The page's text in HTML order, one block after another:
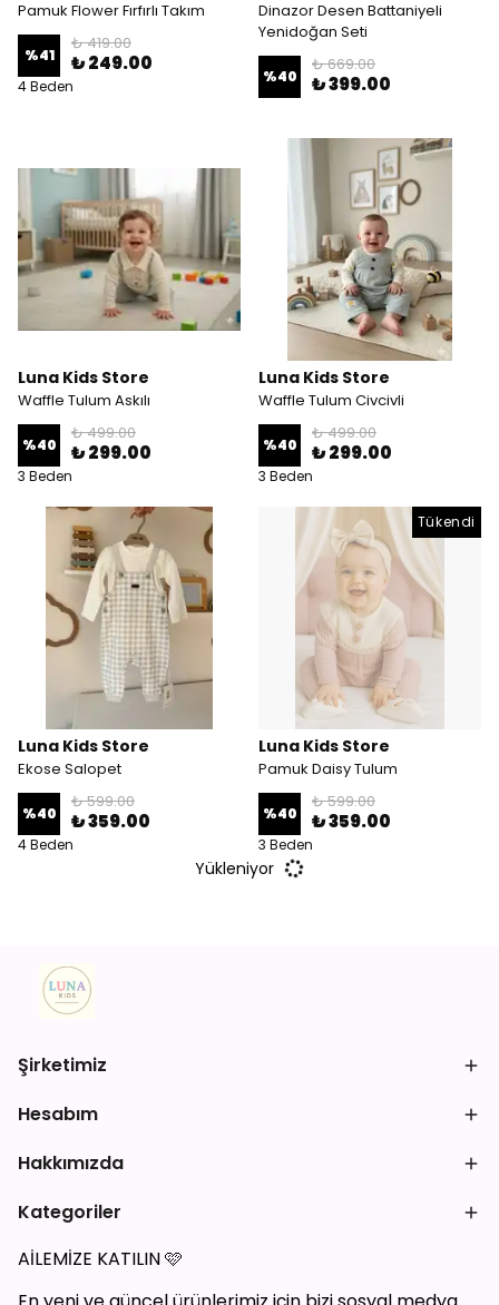
Pamuk Flower Fırfırlı Takım
%41
₺ 419.00
₺ 249.00
4 Beden
Dinazor Desen Battaniyeli
Yenidoğan Seti
%40
₺ 669.00
₺ 399.00
Luna Kids Store
Waffle Tulum Askılı
%40
₺ 499.00
₺ 299.00
3 Beden
Luna Kids Store
Waffle Tulum Civcivli
%40
₺ 499.00
₺ 299.00
3 Beden
Luna Kids Store
Ekose Salopet
%40
₺ 599.00
₺ 359.00
4 Beden
Tükendi
Luna Kids Store
Pamuk Daisy Tulum
%40
₺ 599.00
₺ 359.00
3 Beden
Yükleniyor
Şirketimiz
Hesabım
Hakkımızda
Kategoriler
AİLEMİZE KATILIN🩷